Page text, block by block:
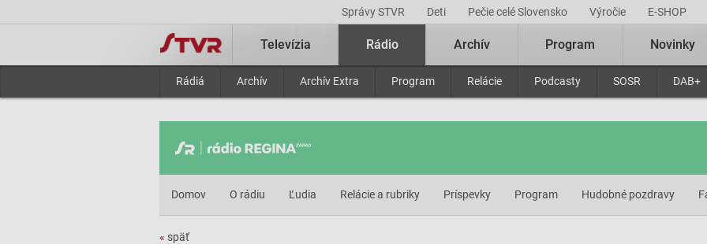
Správy STVR Deti Pečie celé Slovensko Výročie E-SHOP
Televízia Rádio
Rádiá Archív Archív Extra Program Relácie Podcasty SOSR DAB+
Archív Program Novinky
Domov O rádiu Ľudia Relácie a rubriky Príspevky Program Hudobné pozdravy
« späť